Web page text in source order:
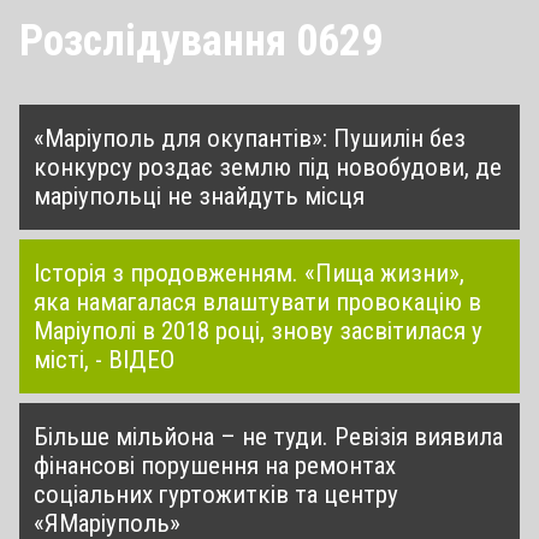
Розслідування 0629
«Маріуполь для окупантів»: Пушилін без
конкурсу роздає землю під новобудови, де
маріупольці не знайдуть місця
Історія з продовженням. «Пища жизни»,
яка намагалася влаштувати провокацію в
Маріуполі в 2018 році, знову засвітилася у
місті, - ВІДЕО
Більше мільйона – не туди. Ревізія виявила
фінансові порушення на ремонтах
соціальних гуртожитків та центру
«ЯМаріуполь»